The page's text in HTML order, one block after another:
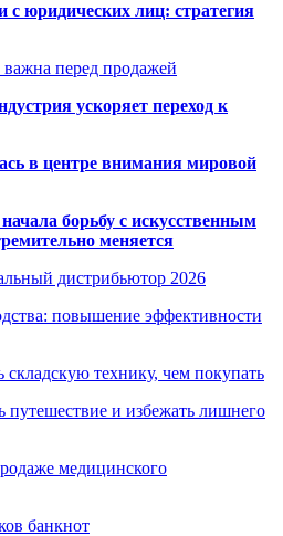
с юридических лиц: стратегия
перед продажей
ускоряет переход к
в центре внимания мировой
борьбу с искусственным
меняется
дистрибьютор 2026
повышение эффективности
складскую технику, чем покупать
путешествие и избежать лишнего
медицинского
банкнот